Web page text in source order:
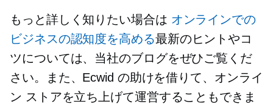
もっと詳しく知りたい場合は オンラインでの
ビジネスの認知度を高める最新のヒントやコ
ツについては、当社のブログをぜひご覧くだ
さい。また、Ecwid の助けを借りて、オンライ
ン ストアを立ち上げて運営することもできま